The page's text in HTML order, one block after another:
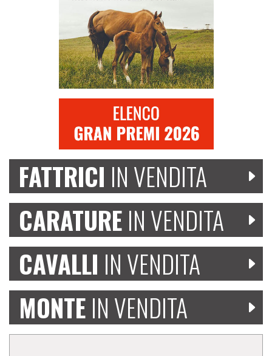
FATTRICI IN VENDITA
CARATURE IN VENDITA
CAVALLI IN VENDITA
MONTE IN VENDITA